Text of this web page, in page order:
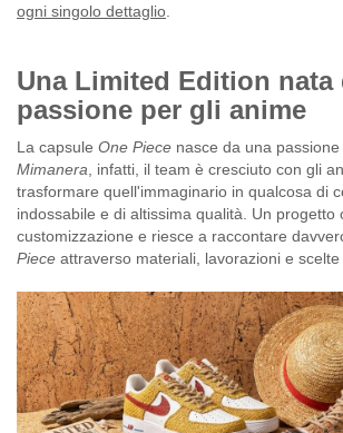
ogni singolo dettaglio
Una Limited Edition nata
passione per gli anime
La capsule One Piece nasce da una
Mimanera , infatti, il team è cresciuto con gli
trasformare quell'immaginario in qualcosa di
indossabile e di altissima qualità. Un progetto
customizzazione e riesce a raccontare
Piece attraverso materiali, lavorazioni e scelte